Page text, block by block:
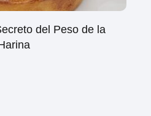
del Peso de la